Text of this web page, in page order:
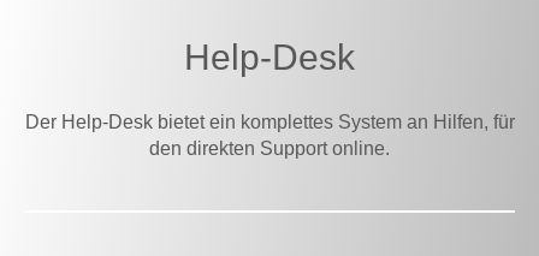
Help-Desk
Der Help-Desk bietet ein komplettes System an Hilfen, für
den direkten Support online.